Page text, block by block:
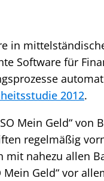
in
Software für
2012.
Mein Geld“ von
regelmäßig
nahezu allen
Geld“ vor